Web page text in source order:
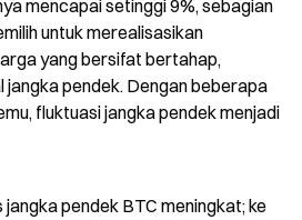
mencapai setinggi 9%, sebagian
untuk merealisasikan
yang bersifat bertahap,
jangka pendek. Dengan beberapa
fluktuasi jangka pendek menjadi
pendek BTC meningkat; ke